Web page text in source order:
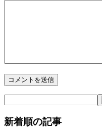
新着順の記事